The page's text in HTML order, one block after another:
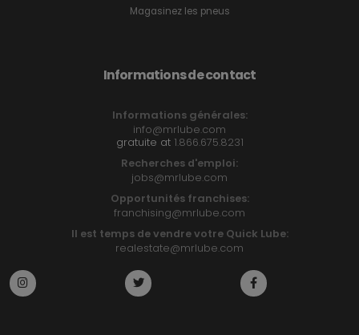
Magasinez les pneus
Informations de contact
Informations générales:
info@mrlube.com
gratuite at 1.866.675.8231
Recherches d'emploi:
jobs@mrlube.com
Opportunités franchises:
franchising@mrlube.com
Il est temps de vendre votre Quick Lube:
realestate@mrlube.com